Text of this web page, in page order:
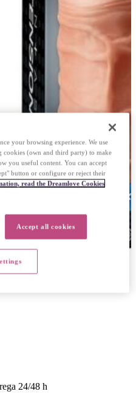
24/48 h
your browsing experience. We use
cookies (own and third party) to make
you useful content. You can accept
button or configure or reject their
read the Dreamlove Cookies
Accept all cookies